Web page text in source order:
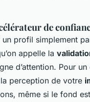
de
profil simplement
appelle la
d’attention. Pour
perception de votre
même si le fond